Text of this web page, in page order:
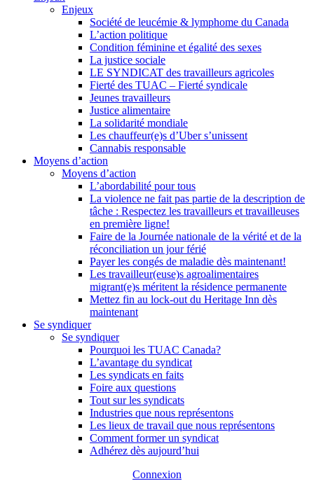
Enjeux
Société de leucémie & lymphome du Canada
L’action politique
Condition féminine et égalité des sexes
La justice sociale
LE SYNDICAT des travailleurs agricoles
Fierté des TUAC – Fierté syndicale
Jeunes travailleurs
Justice alimentaire
La solidarité mondiale
Les chauffeur(e)s d’Uber s’unissent
Cannabis responsable
Moyens d’action
Moyens d’action
L’abordabilité pour tous
La violence ne fait pas partie de la description de
tâche : Respectez les travailleurs et travailleuses
en première ligne!
Faire de la Journée nationale de la vérité et de la
réconciliation un jour férié
Payer les congés de maladie dès maintenant!
Les travailleur(euse)s agroalimentaires
migrant(e)s méritent la résidence permanente
Mettez fin au lock-out du Heritage Inn dès
maintenant
Se syndiquer
Se syndiquer
Pourquoi les TUAC Canada?
L’avantage du syndicat
Les syndicats en faits
Foire aux questions
Tout sur les syndicats
Industries que nous représentons
Les lieux de travail que nous représentons
Comment former un syndicat
Adhérez dès aujourd’hui
Connexion